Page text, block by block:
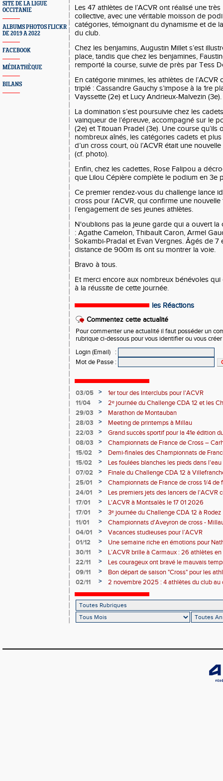
SITE DE LA LIGUE
OCCITANIE
ALBUMS PHOTOS FLICKR
DE 2019 A 2022
FACEBOOK
MÉDIATHÈQUE
BILANS
Les 47 athlètes de l’ACVR ont réalisé une
collective, avec une véritable moisson de
catégories, témoignant du dynamisme et de
du club.
Chez les benjamins, Augustin Millet s’est
place, tandis que chez les benjamines,
remporté la course, suivie de près par Tess
En catégorie minimes, les athlètes de
triplé : Cassandre Gauchy s’impose à la 1re
Vayssette (2e) et Lucy Andrieux-Malvezin (3e).
La domination s’est poursuivie chez les
vainqueur de l’épreuve, accompagné sur le
(2e) et Titouan Pradel (3e). Une course qu’ils
nombreux aînés, les catégories cadets et
d’un cross court, où l’ACVR était une
(cf. photo).
Enfin, chez les cadettes, Rose Falipou a
que Lilou Cépière complète le podium en 3e
Ce premier rendez-vous du challenge lance
cross pour l’ACVR, qui confirme une
l’engagement de ses jeunes athlètes.
N'oublions pas la jeune garde qui a ouvert la
: Agathe Camelon, Thibault Caron, Armel
Sokambi-Pradal et Evan Vergnes. Âgés de 7
distance de 900m ils ont su montrer la voie.
Bravo à tous.
Et merci encore aux nombreux bénévoles
à la réussite de cette journée.
les Réactions
Commentez cette actualité
Pour commenter une actualité il faut posséder un
rubrique ci-dessous pour vous identifier ou vous
Login (Email)
:
Mot de Passe :
03/05 >
1er tour des Interclubs pour l'ACVR
11/04
>
2ᵉ journée du Challenge CDA 12 et les
29/03
>
Marathon de Montauban
28/03
>
Meeting de printemps à Millau
22/03
>
Grand succès sportif pour la 41e édition
malgré un problème côté randonnée
08/03 >
Championnats de France de Cross –
15/02
>
Demi-finales des Championnats de
15/02
>
Les foulées blanches les pieds dans
performances individuelles
07/02 >
Finale du Challenge CDA 12 à
25/01
>
Championnats de France de cross 1/4
la-Grave 25 01 2026
24/01 >
Les premiers jets des lancers de l'ACVR
Rodez
17/01 >
L'ACVR à Montsalès le 17 01 2026
17/01
>
3ᵉ journée du Challenge CDA 12 à Rodez
11/01
>
Championnats d'Aveyron de cross -
04/01
>
Vacances studieuses pour l’ACVR
01/12
>
Une semaine riche en émotions pour
de l’ACVR
30/11 >
L’ACVR brille à Carmaux : 26 athlètes
country international Hubert André
22/11 >
Les courageux ont bravé le mauvais
09/11
>
Bon départ de saison "Cross" pour les
départ pris à Nice
02/11 > 2 novembre 2025 : 4 athlètes du club au